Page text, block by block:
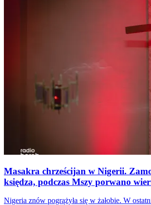
Masakra chrześcijan w Nigerii.
księdza, podczas Mszy porwano
Nigeria znów pogrążyła się w żałobie. W